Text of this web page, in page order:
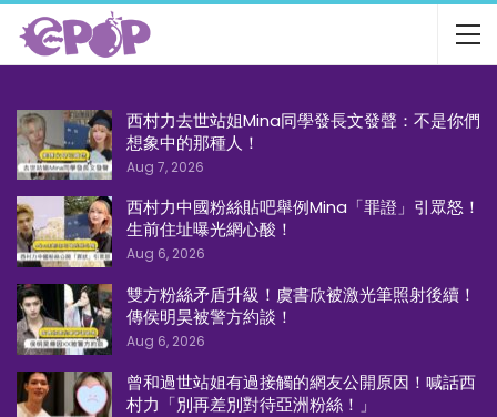
西村力去世站姐Mina同學發長文發聲：不是你們
想象中的那種人！
Aug 7, 2026
西村力中國粉絲貼吧舉例Mina「罪證」引眾怒！
生前住址曝光網心酸！
Aug 6, 2026
雙方粉絲矛盾升級！虞書欣被激光筆照射後續！
傳侯明昊被警方約談！
Aug 6, 2026
曾和過世站姐有過接觸的網友公開原因！喊話西
村力「別再差別對待亞洲粉絲！」